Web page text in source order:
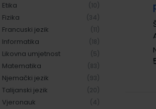
Etika (10)
Fizika (34)
Francuski jezik (11)
Informatika (18)
Likovna umjetnost (5)
Matematika (83)
Njemački jezik (93)
Talijanski jezik (20)
Vjeronauk (4)